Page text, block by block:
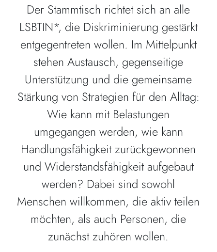
Der Stammtisch richtet sich an alle
LSBTIN*, die Diskriminierung gestärkt
entgegentreten wollen. Im Mittelpunkt
stehen Austausch, gegenseitige
Unterstützung und die gemeinsame
Stärkung von Strategien für den Alltag:
Wie kann mit Belastungen
umgegangen werden, wie kann
Handlungsfähigkeit zurückgewonnen
und Widerstandsfähigkeit aufgebaut
werden? Dabei sind sowohl
Menschen willkommen, die aktiv teilen
möchten, als auch Personen, die
zunächst zuhören wollen.